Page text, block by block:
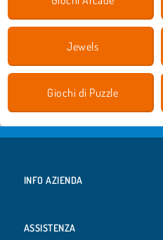
Jewels
Giochi di Puzzle
INFO AZIENDA
ASSISTENZA